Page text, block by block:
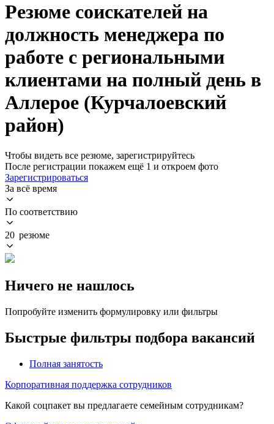
Резюме соискателей на
должность менеджера по
работе с региональными
клиентами на полный день в
Аллерое (Курчалоевский
район)
Чтобы видеть все резюме, зарегистрируйтесь
После регистрации покажем ещё 1 и откроем фото
Зарегистрироваться
За всё время
По соответствию
20 резюме
Ничего не нашлось
Попробуйте изменить формулировку или фильтры
Быстрые фильтры подбора вакансий
Полная занятость
Корпоративная поддержка сотрудников
Какой соцпакет вы предлагаете семейным сотрудникам?